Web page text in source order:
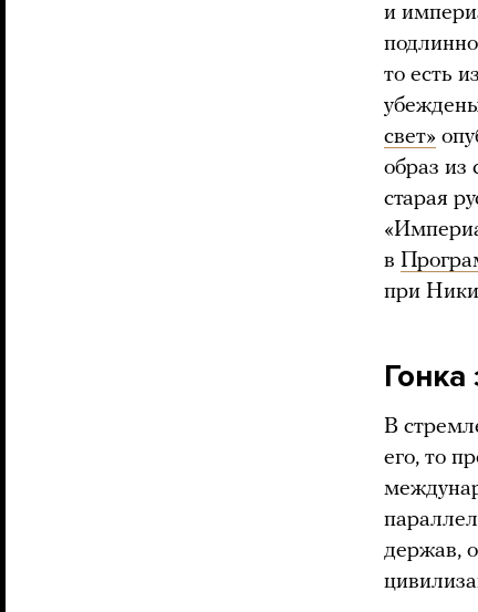
и
то есть
свет»
образ из
старая
в
при
Гонка
В
его, то
держав,